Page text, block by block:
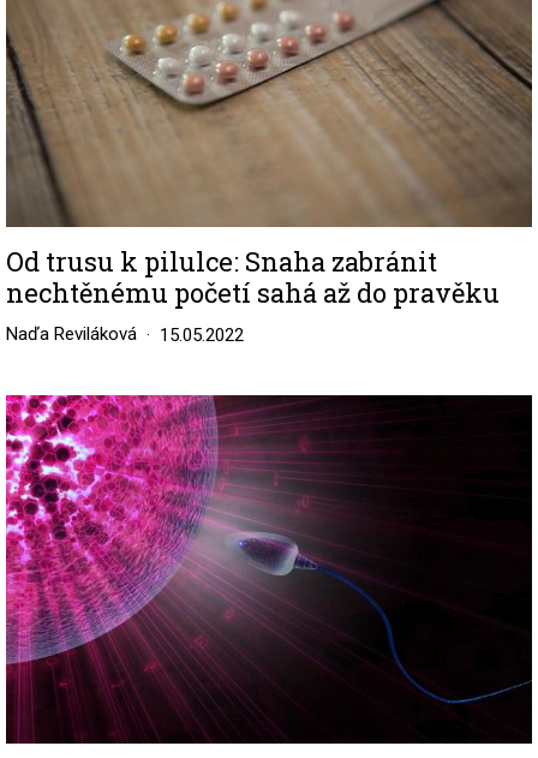
Od trusu k pilulce: Snaha zabránit
nechtěnému početí sahá až do pravěku
Naďa Reviláková 15.05.2022
Image